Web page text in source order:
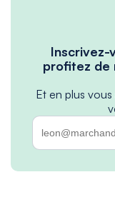
Inscrivez-
profitez de
Et en plus